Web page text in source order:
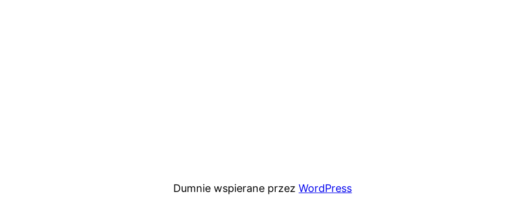
Dumnie wspierane przezWordPress